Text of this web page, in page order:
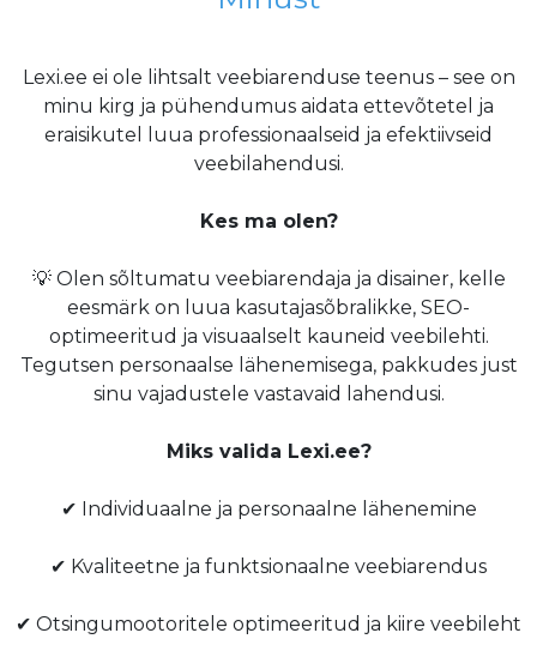
Lexi.ee ei ole lihtsalt veebiarenduse teenus – see on
minu kirg ja pühendumus aidata ettevõtetel ja
eraisikutel luua professionaalseid ja efektiivseid
veebilahendusi.
Kes ma olen?
💡 Olen sõltumatu veebiarendaja ja disainer, kelle
eesmärk on luua kasutajasõbralikke, SEO-
optimeeritud ja visuaalselt kauneid veebilehti.
Tegutsen personaalse lähenemisega, pakkudes just
sinu vajadustele vastavaid lahendusi.
Miks valida Lexi.ee?
✔ Individuaalne ja personaalne lähenemine
✔ Kvaliteetne ja funktsionaalne veebiarendus
✔ Otsingumootoritele optimeeritud ja kiire veebileht